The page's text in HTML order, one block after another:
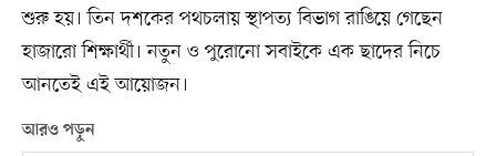
শুরু হয়। তিন দশকের পথচলায় স্থাপত্য বিভাগ রাঙিয়ে গেছেন
হাজারো শিক্ষার্থী। নতুন ও পুরোনো সবাইকে এক ছাদের নিচে
আনতেই এই আয়োজন।
আরও পড়ুন